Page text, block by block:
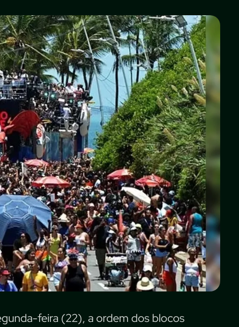
feira (22), a ordem dos blocos